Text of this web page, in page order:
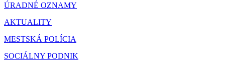
ÚRADNÉ OZNAMY
AKTUALITY
MESTSKÁ POLÍCIA
SOCIÁLNY PODNIK